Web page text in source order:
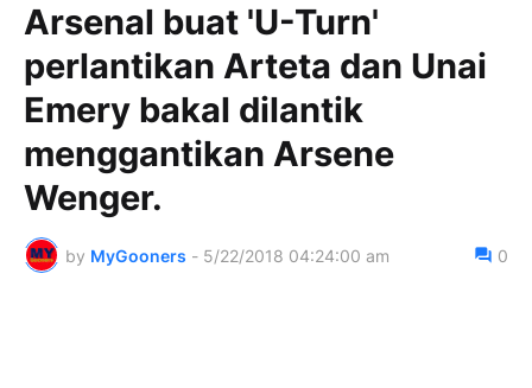
Arsenal buat 'U-Turn'
perlantikan Arteta dan Unai
Emery bakal dilantik
menggantikan Arsene
Wenger.
by MyGooners - 5/22/2018 04:24:00 am 0